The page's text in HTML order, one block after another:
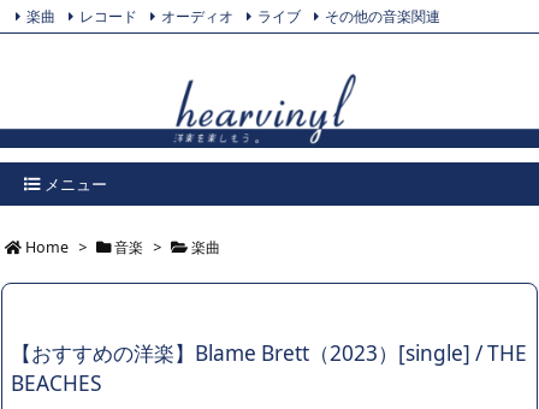
メニュー
楽曲 レコード オーディオ ライブ
その他の音楽関連
Home > 音楽 > 楽曲
【おすすめの洋楽】Blame Brett（2023）[single] / THE
BEACHES